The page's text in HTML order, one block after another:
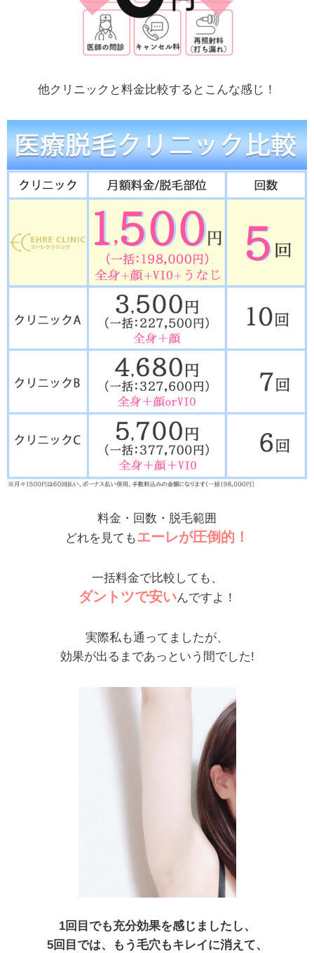
他クリニックと料金比較するとこんな感じ！
料金・回数・脱毛範囲
どれを見てもエーレが圧倒的！
一括料金で比較しても、
ダントツで安いんですよ！
実際私も通ってましたが、
効果が出るまであっという間でした!
1回目でも充分効果を感じましたし、
5回目では、もう毛穴もキレイに消えて、